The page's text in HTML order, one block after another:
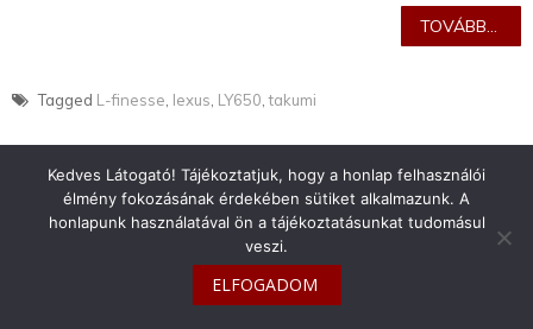
TOVÁBB...
Tagged L-finesse lexus LY650 ,takumi
info@toyotaclub.hu
Copyright © 2026Toyota Klub Magyarország
Kedves Látogató! Tájékoztatjuk, hogy a honlap felhasználói
élmény fokozásának érdekében sütiket alkalmazunk. A
honlapunk használatával ön a tájékoztatásunkat tudomásul
veszi.
ELFOGADOM